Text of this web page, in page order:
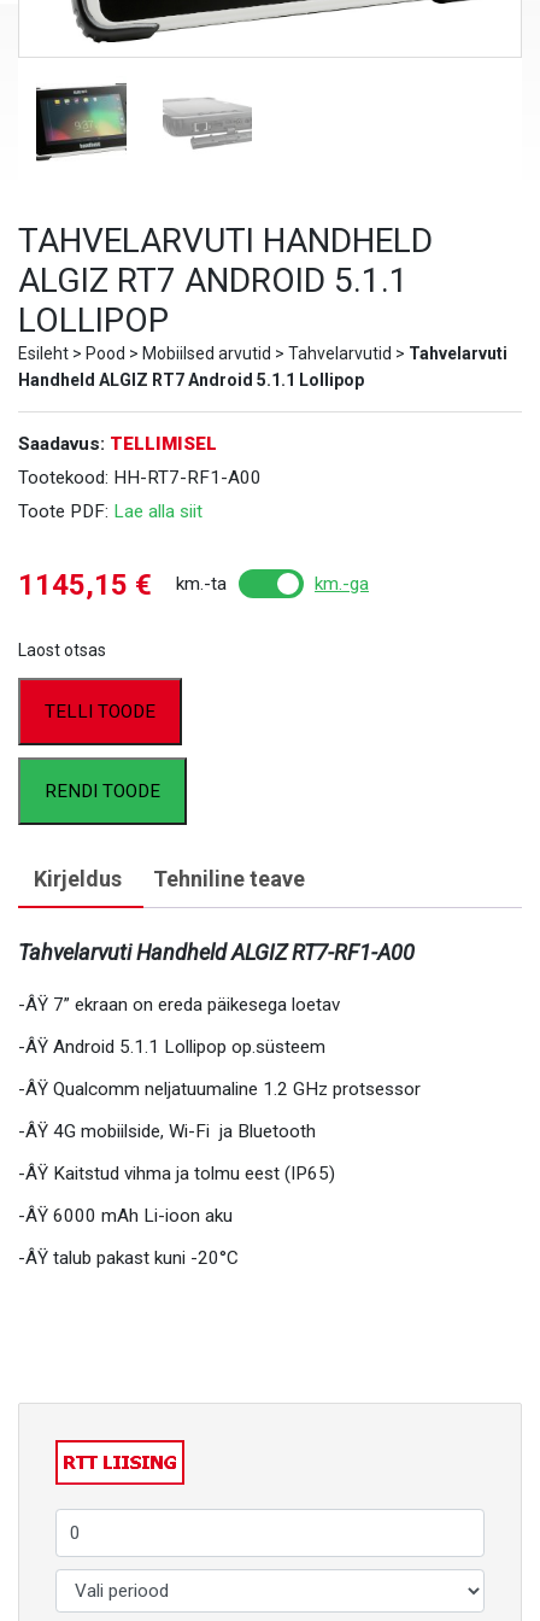
TAHVELARVUTI HANDHELD
ALGIZ RT7 ANDROID 5.1.1
LOLLIPOP
Esileht > Pood > Mobiilsed arvutid > Tahvelarvutid > Tahvelarvuti
Handheld ALGIZ RT7 Android 5.1.1 Lollipop
Saadavus: TELLIMISEL
Tootekood: HH-RT7-RF1-A00
Toote PDF: Lae alla siit
1145,15 € km.-ta km.-ga
Laost otsas
TELLI TOODE
RENDI TOODE
Kirjeldus Tehniline teave
Tahvelarvuti Handheld ALGIZ RT7-RF1-A00
-ÂŸ 7” ekraan on ereda päikesega loetav
-ÂŸ Android 5.1.1 Lollipop op.süsteem
-ÂŸ Qualcomm neljatuumaline 1.2 GHz protsessor
-ÂŸ 4G mobiilside, Wi-Fi ja Bluetooth
-ÂŸ Kaitstud vihma ja tolmu eest (IP65)
-ÂŸ 6000 mAh Li-ioon aku
-ÂŸ talub pakast kuni -20°C